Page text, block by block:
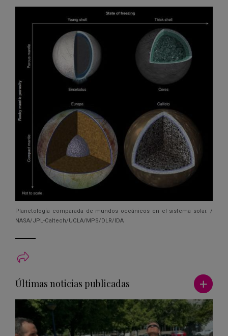
Planetología comparada de mundos oceánicos en el sistema solar. /
NASA/JPL-Caltech/UCLA/MPS/DLR/IDA
Últimas noticias publicadas Ver más